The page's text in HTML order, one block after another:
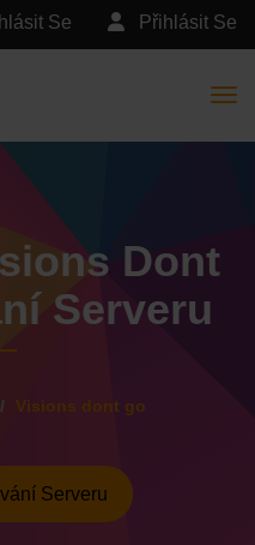
Přihlásit Se
Se
Dont
Serveru
Visions dont go
Serveru